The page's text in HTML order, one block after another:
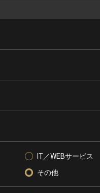
IT／WEBサービス
その他